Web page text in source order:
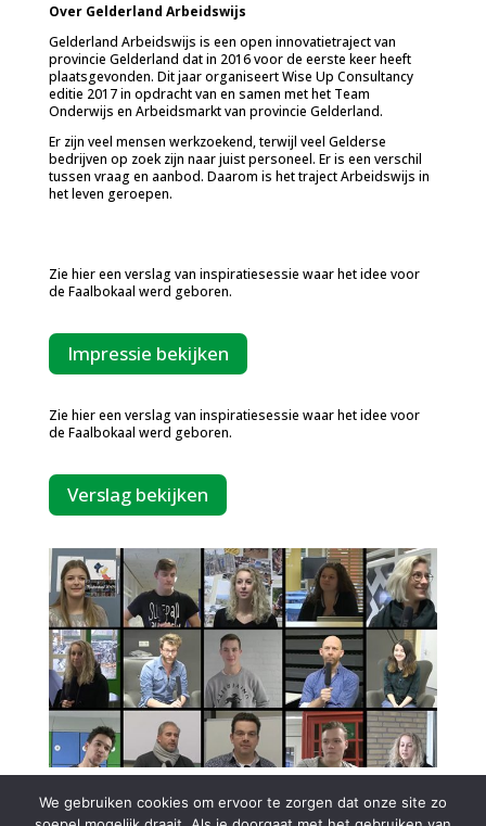
Over Gelderland Arbeidswijs
Gelderland Arbeidswijs is een open innovatietraject van
provincie Gelderland dat in 2016 voor de eerste keer heeft
plaatsgevonden. Dit jaar organiseert Wise Up Consultancy
editie 2017 in opdracht van en samen met het Team
Onderwijs en Arbeidsmarkt van provincie Gelderland.
Er zijn veel mensen werkzoekend, terwijl veel Gelderse
bedrijven op zoek zijn naar juist personeel. Er is een verschil
tussen vraag en aanbod. Daarom is het traject Arbeidswijs in
het leven geroepen.
Zie hier een verslag van inspiratiesessie waar het idee voor
de Faalbokaal werd geboren.
Impressie bekijken
Zie hier een verslag van inspiratiesessie waar het idee voor
de Faalbokaal werd geboren.
Verslag bekijken
We gebruiken cookies om ervoor te zorgen dat onze site zo